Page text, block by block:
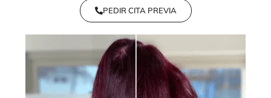
PEDIR CITA PREVIA